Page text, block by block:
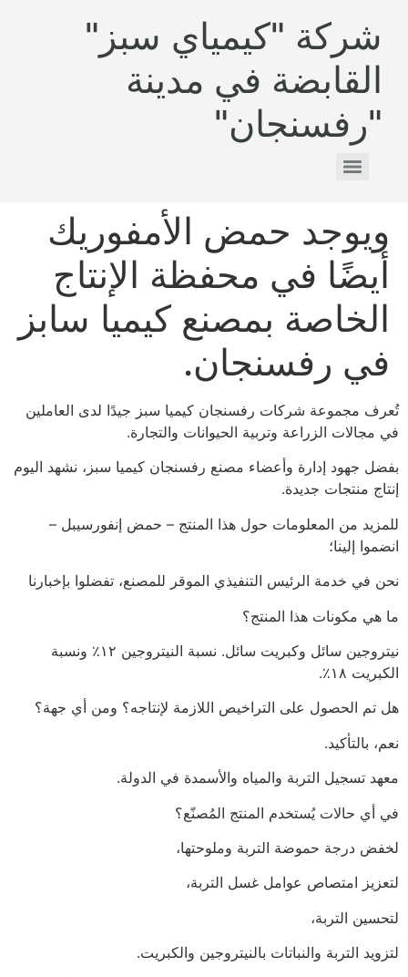
شركة "كيمياي سبز"
القابضة في مدينة
"رفسنجان"
ويوجد حمض الأمفوريك
أيضًا في محفظة الإنتاج
الخاصة بمصنع كيميا سابز
في رفسنجان.
تُعرف مجموعة شركات رفسنجان كيميا سبز جيدًا لدى العاملين
في مجالات الزراعة وتربية الحيوانات والتجارة.
بفضل جهود إدارة وأعضاء مصنع رفسنجان كيميا سبز، نشهد اليوم
إنتاج منتجات جديدة.
للمزيد من المعلومات حول هذا المنتج – حمض إنفورسيبل –
انضموا إلينا؛
نحن في خدمة الرئيس التنفيذي الموقر للمصنع، تفضلوا بإخبارنا
ما هي مكونات هذا المنتج؟
نيتروجين سائل وكبريت سائل. نسبة النيتروجين ١٢٪ ونسبة
الكبريت ١٨٪.
هل تم الحصول على التراخيص اللازمة لإنتاجه؟ ومن أي جهة؟
نعم، بالتأكيد.
معهد تسجيل التربة والمياه والأسمدة في الدولة.
في أي حالات يُستخدم المنتج المُصنّع؟
لخفض درجة حموضة التربة وملوحتها،
لتعزيز امتصاص عوامل غسل التربة،
لتحسين التربة،
لتزويد التربة والنباتات بالنيتروجين والكبريت.